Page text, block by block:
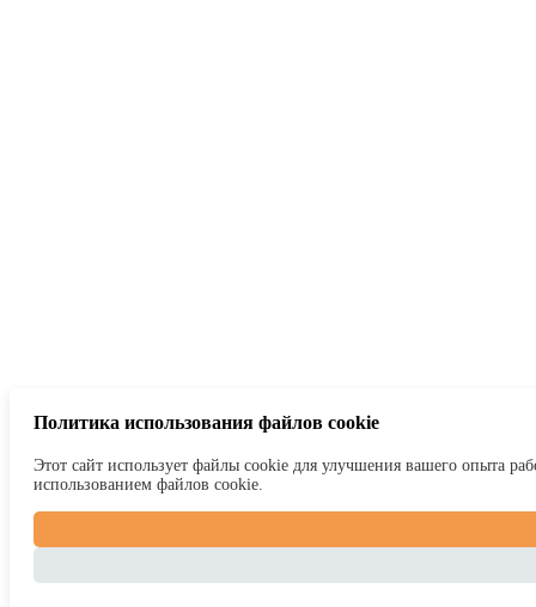
Политика использования файлов cookie
Этот сайт использует файлы cookie для улучшения вашего опыта
использованием файлов cookie.